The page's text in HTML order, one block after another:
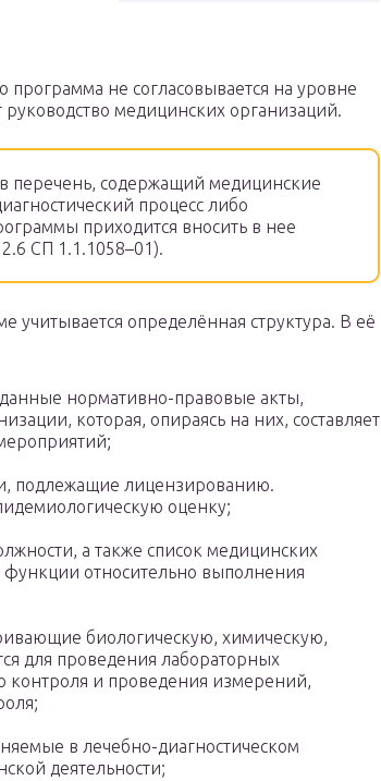
не согласовывается на уровне
медицинских организаций.
перечень, содержащий медицинские
процесс либо
приходится вносить в нее
СП 1.1.1058–01).
учитывается определённая структура. В её
нормативно-правовые акты,
которая, опираясь на них, составляет
подлежащие лицензированию.
оценку;
а также список медицинских
относительно выполнения
биологическую, химическую,
для проведения лабораторных
контроля и проведения измерений,
в лечебно-диагностическом
деятельности;